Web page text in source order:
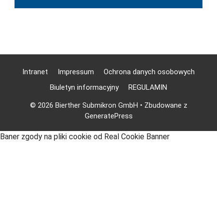
Intranet Impressum
Ochrona danych osobowych
Biuletyn informacyjny
REGULAMIN
© 2026 Bierther Submikron GmbH • Zbudowane z
GeneratePress
Baner zgody na pliki cookie od Real Cookie Banner